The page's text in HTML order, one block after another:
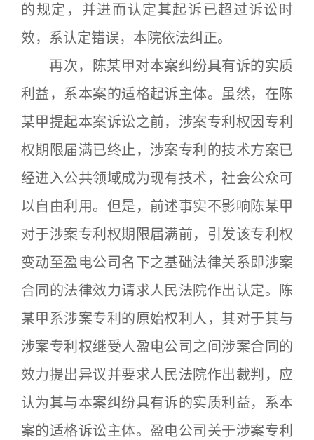
的规定，并进而认定其起诉已超过诉讼时
效，系认定错误，本院依法纠正。
再次，陈某甲对本案纠纷具有诉的实质
利益，系本案的适格起诉主体。虽然，在陈
某甲提起本案诉讼之前，涉案专利权因专利
权期限届满已终止，涉案专利的技术方案已
经进入公共领域成为现有技术，社会公众可
以自由利用。但是，前述事实不影响陈某甲
对于涉案专利权期限届满前，引发该专利权
变动至盈电公司名下之基础法律关系即涉案
合同的法律效力请求人民法院作出认定。陈
某甲系涉案专利的原始权利人，其对于其与
涉案专利权继受人盈电公司之间涉案合同的
效力提出异议并要求人民法院作出裁判，应
认为其与本案纠纷具有诉的实质利益，系本
案的适格诉讼主体。盈电公司关于涉案专利